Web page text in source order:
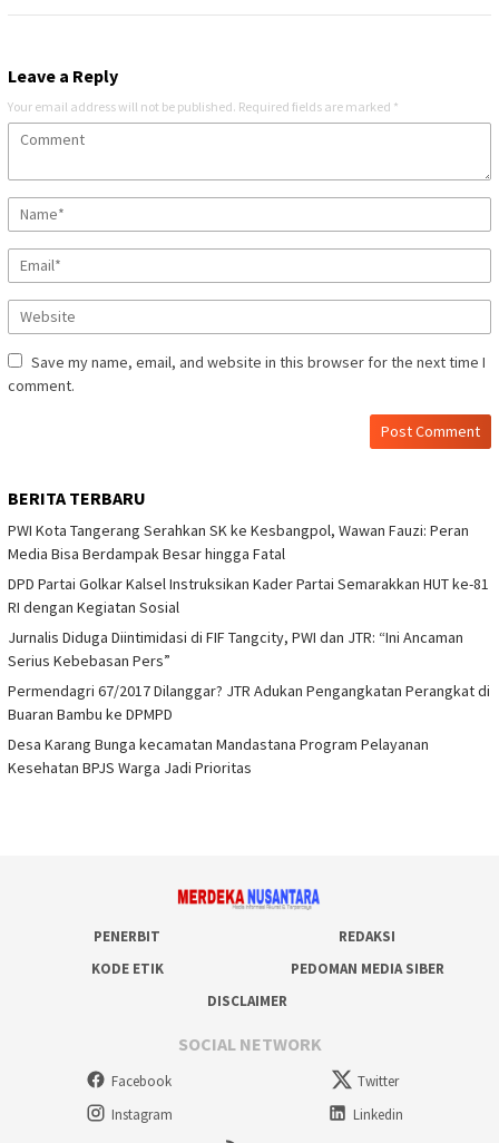
Leave a Reply
Your email address will not be published. Required fields are marked *
Save my name, email, and website in this browser for the next time I
comment.
BERITA TERBARU
PWI Kota Tangerang Serahkan SK ke Kesbangpol, Wawan Fauzi: Peran
Media Bisa Berdampak Besar hingga Fatal
DPD Partai Golkar Kalsel Instruksikan Kader Partai Semarakkan HUT ke-81
RI dengan Kegiatan Sosial
Jurnalis Diduga Diintimidasi di FIF Tangcity, PWI dan JTR: “Ini Ancaman
Serius Kebebasan Pers”
Permendagri 67/2017 Dilanggar? JTR Adukan Pengangkatan Perangkat di
Buaran Bambu ke DPMPD
Desa Karang Bunga kecamatan Mandastana Program Pelayanan
Kesehatan BPJS Warga Jadi Prioritas
PENERBIT
REDAKSI
KODE ETIK
PEDOMAN MEDIA SIBER
DISCLAIMER
SOCIAL NETWORK
Facebook
Twitter
Instagram
Linkedin